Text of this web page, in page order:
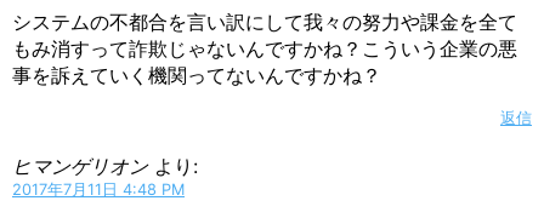
システムの不都合を言い訳にして我々の努力や課金を全て
もみ消すって詐欺じゃないんですかね？こういう企業の悪
事を訴えていく機関ってないんですかね？
返信
ヒマンゲリオン より:
2017年7月11日 4:48 PM